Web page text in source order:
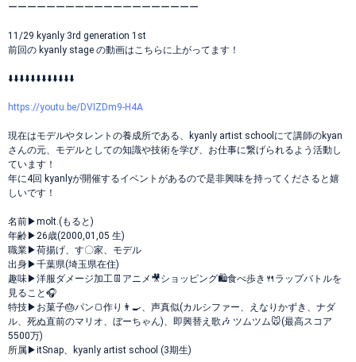
ーーーーーーーーーーーーーーーーーーーー
11/29 kyanly 3rd generation 1st
前回の kyanly stage の動画はこちらに上がってます！
⬇️⬇️⬇️⬇️⬇️⬇️⬇️⬇️⬇️⬇️⬇️⬇️
https://youtu.be/DVIZDm9-H4A
現在はモデルやタレントの養成所である、kyanly artist schoolにて講師のkyan
さんの元、モデルとしての知識や技術を学び、お仕事に繋げられるよう活動し
ています！
年に4回 kyanlyが開催するイベントがあるので是非興味を持ってくださると嬉
しいです！
名前▶︎molt.(もると)
年齢▶︎26歳(2000,01,05 生)
職業▶︎荷揚げ、す〇家、モデル
出身▶︎千葉県(埼玉県在住)
趣味▶︎洋服ダメージ加工👖アニメ🎥ショッピング🛍食べ歩き🍴ラップバトルを
見ること🎧
特技▶︎お菓子🎂パン🍞作り👨‍🍳、声真似(カルシファー、えなりかずき、ナダ
ル、死ぬ直前のマリオ、ぼーちゃん)、即興替え歌🎶 ツムツム🐭(最高スコア
5500万)
所属▶︎itSnap、kyanly artist school (3期生)